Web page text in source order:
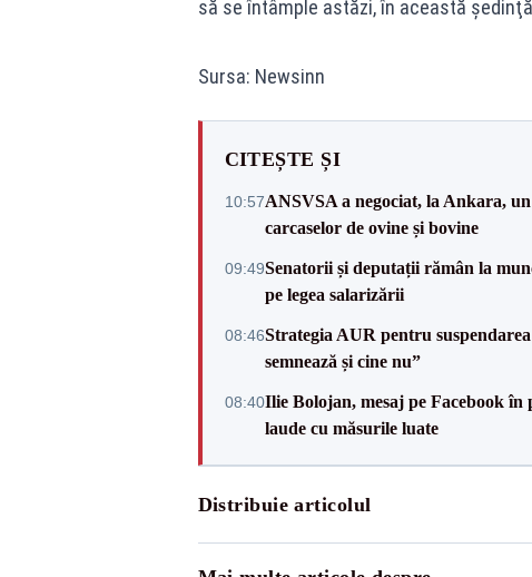
să se întâmple astăzi, în această
Sursa: Newsinn
CITEȘTE ȘI
10:57ANSVSA a negociat, la Ankara,
carcaselor de ovine și bovine
09:49Senatorii și deputații rămân la
pe legea salarizării
08:46Strategia AUR pentru
semnează și cine nu”
08:40Ilie Bolojan, mesaj pe Facebook în
laude cu măsurile luate
Distribuie articolul